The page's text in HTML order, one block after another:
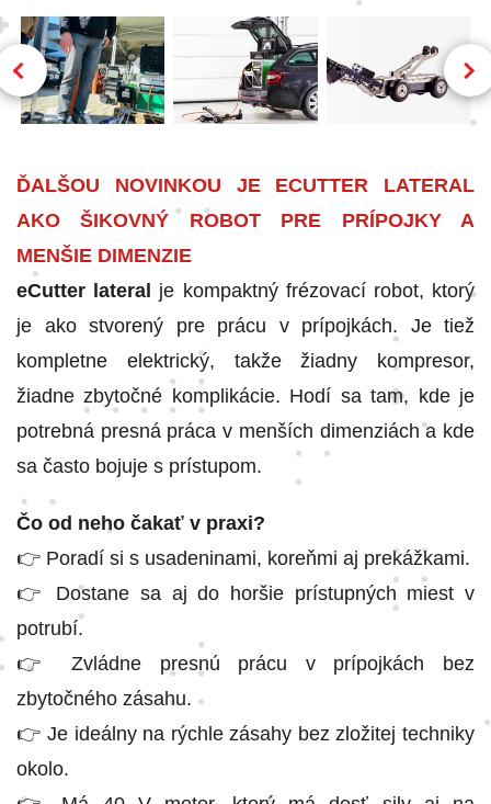
ĎALŠOU NOVINKOU JE ECUTTER LATERAL
AKO ŠIKOVNÝ ROBOT PRE PRÍPOJKY A
MENŠIE DIMENZIE
eCutter lateral je kompaktný frézovací robot, ktorý
je ako stvorený pre prácu v prípojkách. Je tiež
kompletne elektrický, takže žiadny kompresor,
žiadne zbytočné komplikácie. Hodí sa tam, kde je
potrebná presná práca v menších dimenziách a kde
sa často bojuje s prístupom.
Čo od neho čakať v praxi?
👉 Poradí si s usadeninami, koreňmi aj prekážkami.
👉 Dostane sa aj do horšie prístupných miest v
potrubí.
👉 Zvládne presnú prácu v prípojkách bez
zbytočného zásahu.
👉 Je ideálny na rýchle zásahy bez zložitej techniky
okolo.